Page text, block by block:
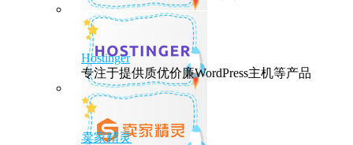
Hostinger
专注于提供质优价廉WordPress主机等产品
卖家精灵